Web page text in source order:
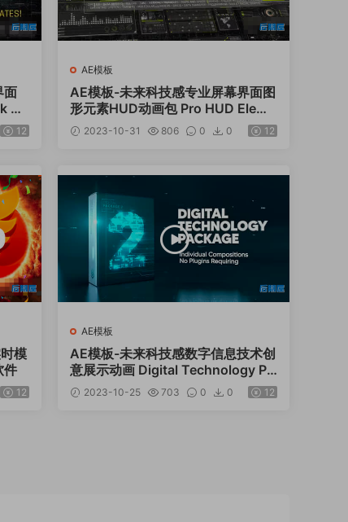
面
V
12
AE模板
AE模板-未来科技感专业屏幕界面图
形元素HUD动画包 Pro HUD Eleme
nts Pack
2023-10-31 806 0 0 12
模
件
12
AE模板
AE模板-未来科技感数字信息技术创
意展示动画 Digital Technology Pa
ckage 2
2023-10-25 703 0 0 12